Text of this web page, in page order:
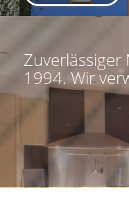
Zuverlässiger
1994. Wir